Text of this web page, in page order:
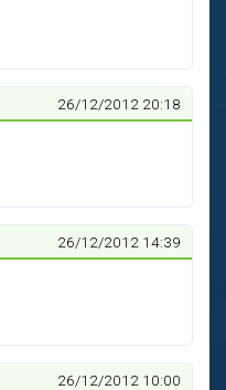
26/12/2012 20:18
26/12/2012 14:39
26/12/2012 10:00